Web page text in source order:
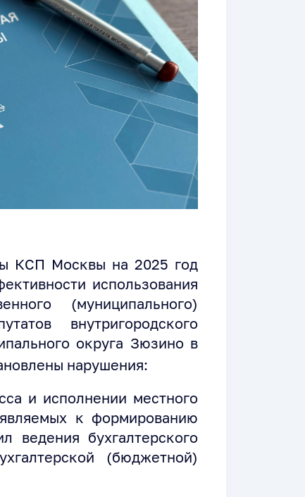
КСП Москвы на 2025 год
использования
(муниципального)
внутригородского
округа Зюзино в
нарушения:
и исполнении местного
к формированию
ведения бухгалтерского
(бюджетной)